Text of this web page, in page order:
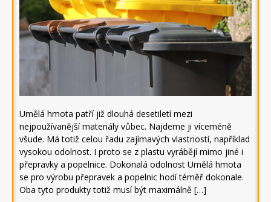
Umělá hmota patří již dlouhá desetiletí mezi
nejpoužívanější materiály vůbec. Najdeme ji víceméně
všude. Má totiž celou řadu zajímavých vlastností, například
vysokou odolnost. I proto se z plastu vyrábějí mimo jiné i
přepravky a popelnice. Dokonalá odolnost Umělá hmota
se pro výrobu přepravek a popelnic hodí téměř dokonale.
Oba tyto produkty totiž musí být maximálně […]